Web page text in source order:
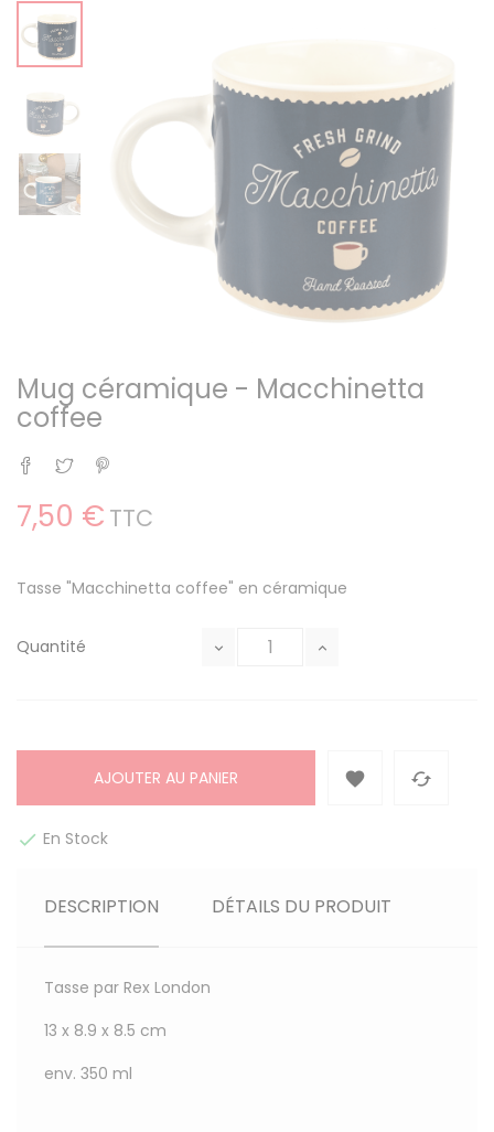
Mug céramique - Macchinetta
coffee
Partager
Tweet
7,50 € TTC
Tasse "Macchinetta coffee" en céramique
Quantité
AJOUTER AU PANIER  
 En Stock
DESCRIPTION DÉTAILS DU PRODUIT
Tasse par Rex London
13 x 8.9 x 8.5 cm
env. 350 ml